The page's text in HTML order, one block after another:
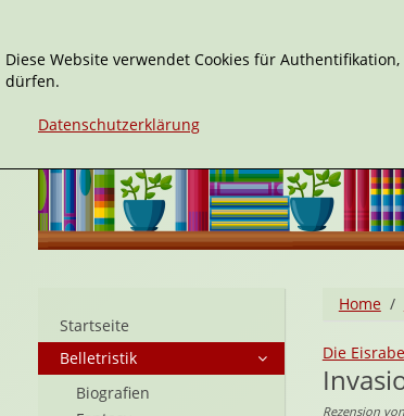
Home
Die
Rezension
Startseite
Belletristik
Biografien
Diese Website verwendet Cookies für
dürfen.
Datenschutzerklärung